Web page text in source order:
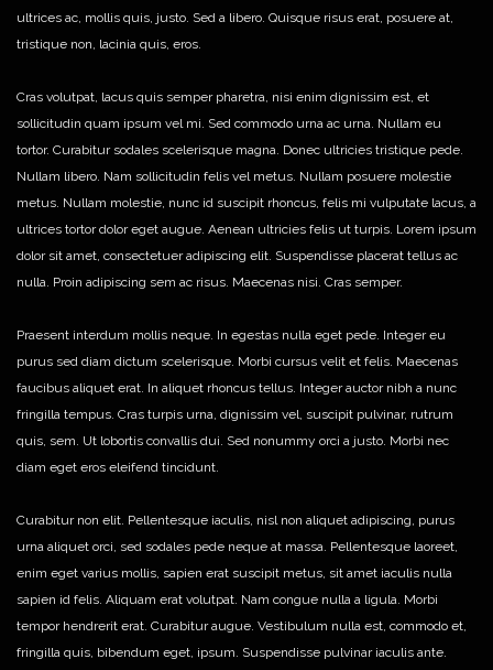
ultrices ac, mollis quis, justo. Sed a libero. Quisque risus erat, posuere at,
tristique non, lacinia quis, eros.
Cras volutpat, lacus quis semper pharetra, nisi enim dignissim est, et
sollicitudin quam ipsum vel mi. Sed commodo urna ac urna. Nullam eu
tortor. Curabitur sodales scelerisque magna. Donec ultricies tristique pede.
Nullam libero. Nam sollicitudin felis vel metus. Nullam posuere molestie
metus. Nullam molestie, nunc id suscipit rhoncus, felis mi vulputate lacus, a
ultrices tortor dolor eget augue. Aenean ultricies felis ut turpis. Lorem ipsum
dolor sit amet, consectetuer adipiscing elit. Suspendisse placerat tellus ac
nulla. Proin adipiscing sem ac risus. Maecenas nisi. Cras semper.
Praesent interdum mollis neque. In egestas nulla eget pede. Integer eu
purus sed diam dictum scelerisque. Morbi cursus velit et felis. Maecenas
faucibus aliquet erat. In aliquet rhoncus tellus. Integer auctor nibh a nunc
fringilla tempus. Cras turpis urna, dignissim vel, suscipit pulvinar, rutrum
quis, sem. Ut lobortis convallis dui. Sed nonummy orci a justo. Morbi nec
diam eget eros eleifend tincidunt.
Curabitur non elit. Pellentesque iaculis, nisl non aliquet adipiscing, purus
urna aliquet orci, sed sodales pede neque at massa. Pellentesque laoreet,
enim eget varius mollis, sapien erat suscipit metus, sit amet iaculis nulla
sapien id felis. Aliquam erat volutpat. Nam congue nulla a ligula. Morbi
tempor hendrerit erat. Curabitur augue. Vestibulum nulla est, commodo et,
fringilla quis, bibendum eget, ipsum. Suspendisse pulvinar iaculis ante.